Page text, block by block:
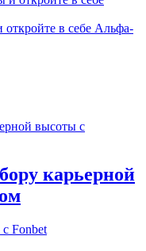
в себе Альфа-
карьерной